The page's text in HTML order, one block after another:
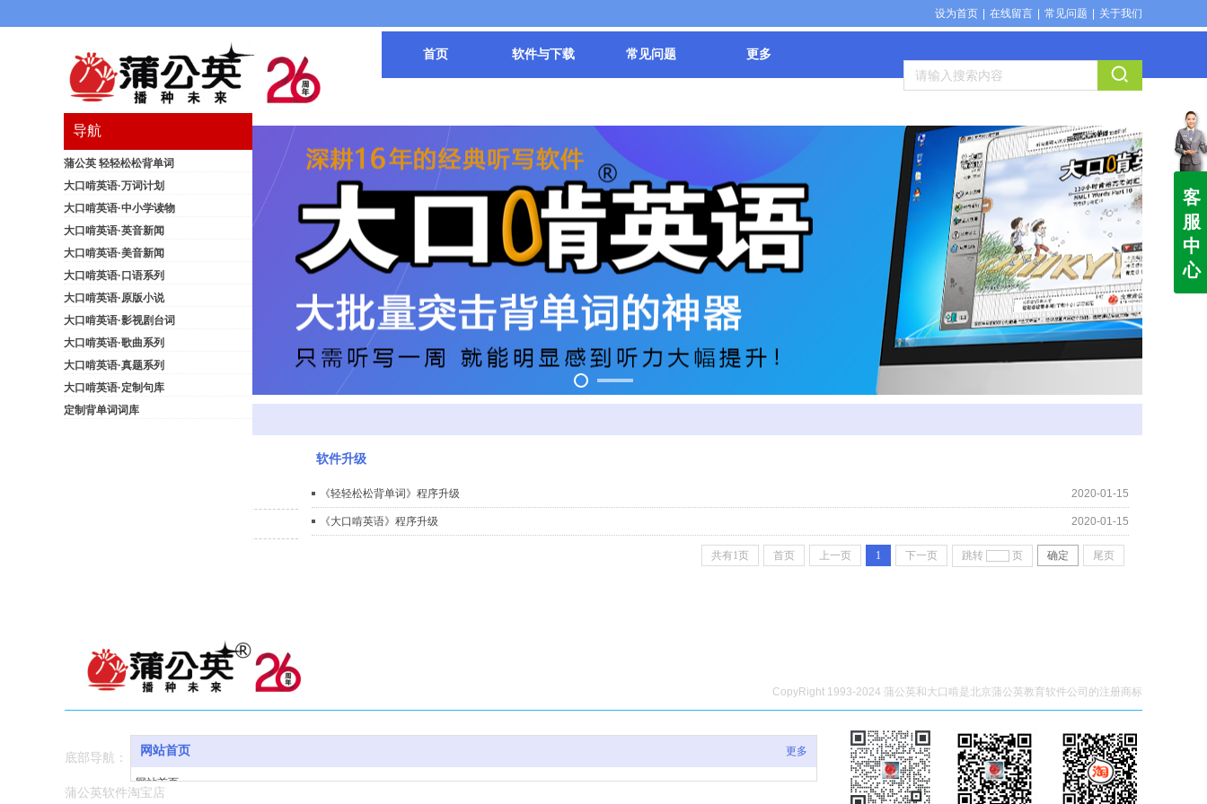
导航
蒲公英 轻轻松松背单词
大口啃英语·万词计划
大口啃英语·中小学读物
大口啃英语·英音新闻
大口啃英语·美音新闻
大口啃英语·口语系列
大口啃英语·原版小说
大口啃英语·影视剧台词
大口啃英语·歌曲系列
大口啃英语·真题系列
大口啃英语·定制句库
定制背单词词库
首页 软件与下载 常见问题 更多
设为首页 在线留言 常见问题 关于我们
首页 >> 软件升级
软件升级
《轻轻松松背单词》程序升级 2020-01-15
《大口啃英语》程序升级 2020-01-15
共有1页 首页 上一页 1 下一页 跳转 页 确定 尾页
网站首页 更多
网站首页
CopyRight 1993-2024 蒲公英和大口啃是北京蒲公英教育软件公司的注册商标
底部导航：
蒲公英软件淘宝店
客
服
中
心